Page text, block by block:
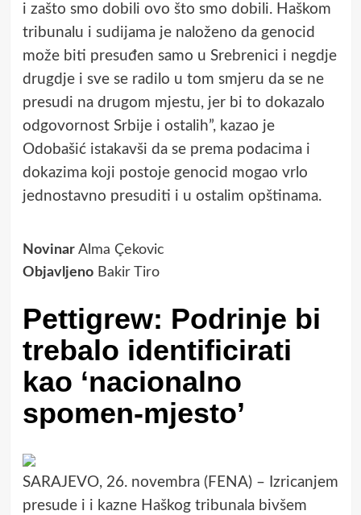
i zašto smo dobili ovo što smo dobili. Haškom
tribunalu i sudijama je naloženo da genocid
može biti presuđen samo u Srebrenici i negdje
drugdje i sve se radilo u tom smjeru da se ne
presudi na drugom mjestu, jer bi to dokazalo
odgovornost Srbije i ostalih”, kazao je
Odobašić istakavši da se prema podacima i
dokazima koji postoje genocid mogao vrlo
jednostavno presuditi i u ostalim opštinama.
Novinar Alma Çekovic
ObjavljenoBakir Tiro
Pettigrew: Podrinje bi
trebalo identificirati
kao ‘nacionalno
spomen-mjesto’
SARAJEVO, 26. novembra (FENA) – Izricanjem
presude i i kazne Haškog tribunala bivšem